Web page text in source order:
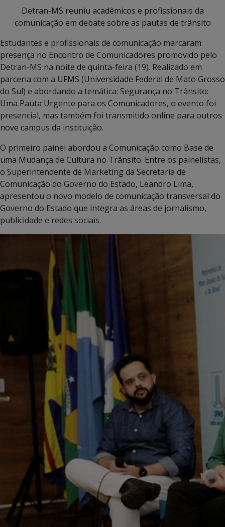
Detran-MS reuniu acadêmicos e profissionais da
comunicação em debate sobre as pautas de trânsito
Estudantes e profissionais de comunicação marcaram
presença no Encontro de Comunicadores promovido pelo
Detran-MS na noite de quinta-feira (19). Realizado em
parceria com a UFMS (Universidade Federal de Mato Grosso
do Sul) e abordando a temática: Segurança no Trânsito:
Uma Pauta Urgente para os Comunicadores, o evento foi
presencial, mas também foi transmitido online para outros
nove campus da instituição.
O primeiro painel abordou a Comunicação como Base de
uma Mudança de Cultura no Trânsito. Entre os painelistas,
o Superintendente de Marketing da Secretaria de
Comunicação do Governo do Estado, Leandro Lima,
apresentou o novo modelo de comunicação transversal do
Governo do Estado que integra as áreas de jornalismo,
publicidade e redes sociais.